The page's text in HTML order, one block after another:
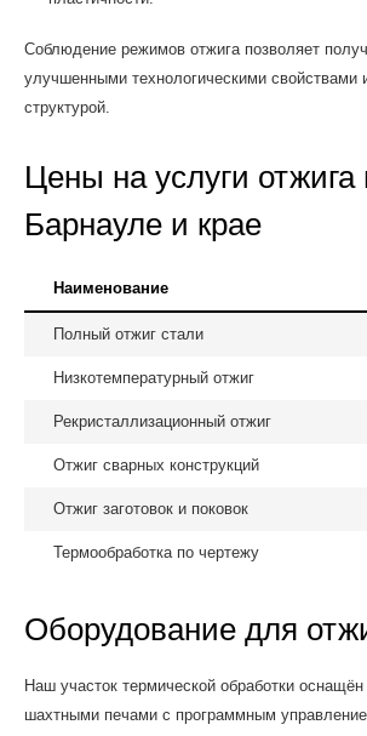
Соблюдение режимов отжига позволяет
улучшенными технологическими свойствами
структурой.
Цены на услуги
Барнауле и крае
Наименование
Полный отжиг стали
Низкотемпературный отжиг
Рекристаллизационный отжиг
Отжиг сварных конструкций
Отжиг заготовок и поковок
Термообработка по чертежу
Оборудование для
Наш участок термической обработки
шахтными печами с программным